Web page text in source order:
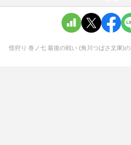
怪狩り 巻ノ七 最後の戦い (角川つばさ文庫)の